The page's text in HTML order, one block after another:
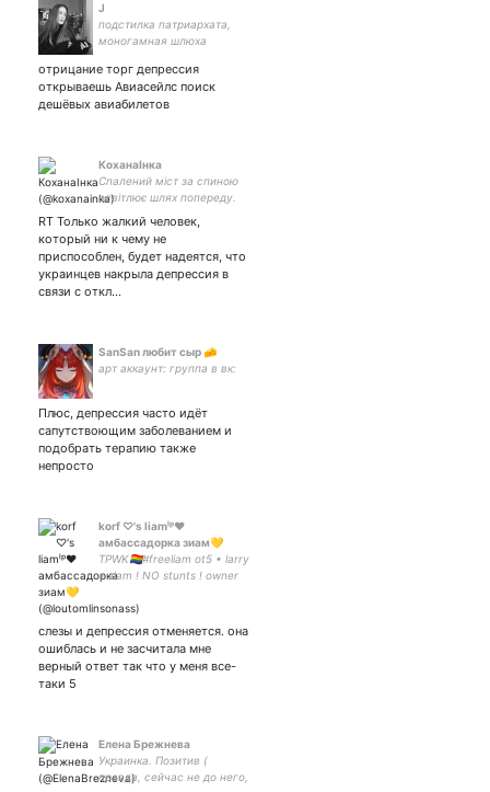
J
подстилка патриархата,
моногамная шлюха
отрицание торг депрессия
открываешь Авиасейлс поиск
дешёвых авиабилетов
КоханаІнка
Спалений міст за спиною
освітлює шлях попереду.
RT Только жалкий человек,
который ни к чему не
приспособлен, будет надеятся, что
украинцев накрыла депрессия в
связи с откл…
SanSan любит сыр 🧀
арт аккаунт: группа в вк:
Плюс, депрессия часто идёт
сапутствоющим заболеванием и
подобрать терапию также
непросто
korf ♡'s liamˡᵖ❤️
амбассадорка зиам💛
TPWK🏳️‍🌈#freeliam ot5 • larry
• ziam ! NO stunts ! owner
слезы и депрессия отменяется. она
ошиблась и не засчитала мне
верный ответ так что у меня все-
таки 5
Елена Брежнева
Украинка. Позитив (
правда, сейчас не до него,